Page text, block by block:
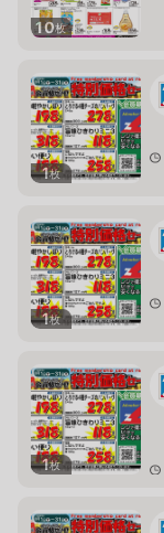
10枚
1枚
1枚
1枚